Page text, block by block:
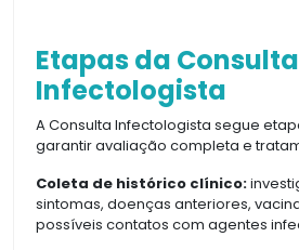
Etapas da Consulta
Infectologista
A Consulta Infectologista segue
garantir avaliação completa e
Coleta de histórico clínico:
sintomas, doenças anteriores,
possíveis contatos com agentes